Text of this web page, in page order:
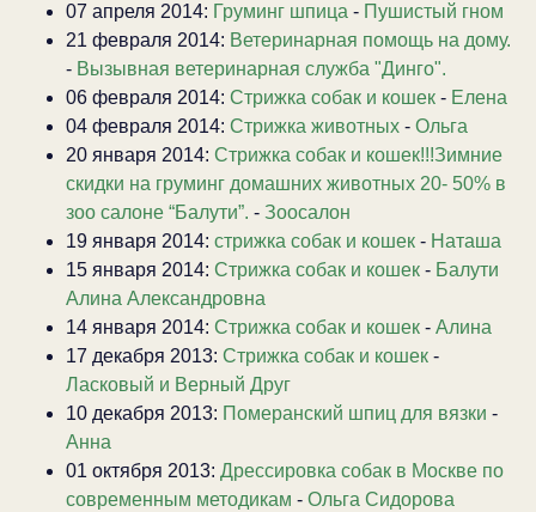
07 апреля 2014: Груминг шпица - Пушистый гном
21 февраля 2014: Ветеринарная помощь на дому.
- Вызывная ветеринарная служба "Динго".
06 февраля 2014: Стрижка собак и кошек - Елена
04 февраля 2014: Стрижка животных - Ольга
20 января 2014: Стрижка собак и кошек!!!Зимние
скидки на груминг домашних животных 20- 50% в
зоо салоне “Балути”. - Зоосалон
19 января 2014: стрижка собак и кошек - Наташа
15 января 2014: Стрижка собак и кошек - Балути
Алина Александровна
14 января 2014: Стрижка собак и кошек - Алина
17 декабря 2013: Стрижка собак и кошек -
Ласковый и Верный Друг
10 декабря 2013: Померанский шпиц для вязки -
Анна
01 октября 2013: Дрессировка собак в Москве по
современным методикам - Ольга Сидорова